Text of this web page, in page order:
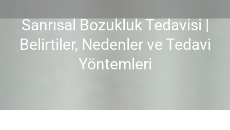
Sanrısal Bozukluk Tedavisi |
Belirtiler, Nedenler ve Tedavi
Yöntemleri
You are here: